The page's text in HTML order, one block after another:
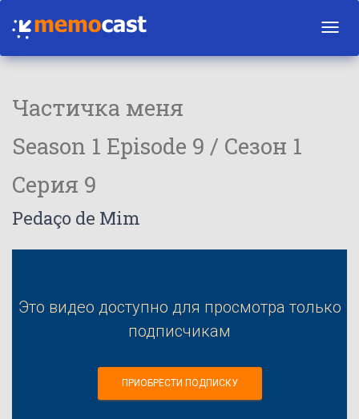
Частичка меня
Season 1 Episode 9 / Сезон 1
Серия 9
Pedaço de Mim
Это видео доступно для просмотра только
подписчикам
ПРИОБРЕСТИ ПОДПИСКУ